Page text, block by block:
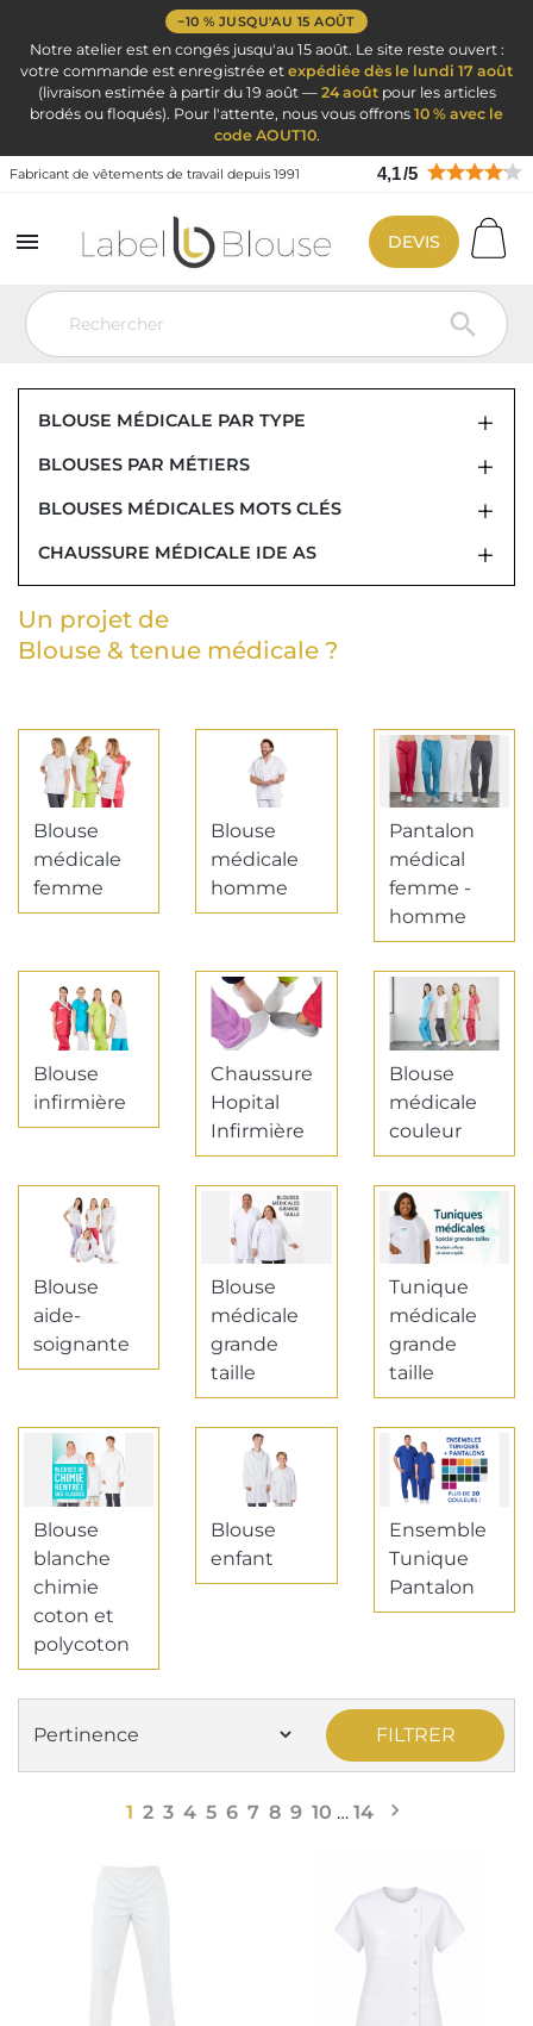
−10 % JUSQU'AU 15 AOÛT
Notre atelier est en congés jusqu'au 15 août. Le site reste ouvert :
votre commande est enregistrée et expédiée dès le lundi 17 août
(livraison estimée à partir du 19 août — 24 aoûtpour les articles
brodés ou floqués). Pour l'attente, nous vous offrons 10 % avec le
code AOUT10.
Fabricant de vêtements de travail depuis 1991 4,1/5


DEVIS
Vêtement de travail Blouse médicale
BLOUSE MÉDICALE FEMME ET HOMME :
587 MODÈLES AVEC BRODERIE
OFFERTE
BLOUSE MÉDICALE PAR TYPE
BLOUSES PAR MÉTIERS
BLOUSES MÉDICALES MOTS CLÉS
CHAUSSURE MÉDICALE IDE AS
Un projet de
Blouse & tenue médicale ?
Blouse
médicale
femme
Blouse
médicale
homme
Pantalon
médical
femme -
homme
Blouse
infirmière
Chaussure
Hopital
Infirmière
Blouse
médicale
couleur
Blouse
aide-
soignante
Blouse
médicale
grande
taille
Tunique
médicale
grande
taille
Blouse
blanche
chimie
coton et
polycoton
Blouse
enfant
Ensemble
Tunique
Pantalon
FILTRER
1 2 3 4 5 6 7 8 9 10 … 14 Suivant
